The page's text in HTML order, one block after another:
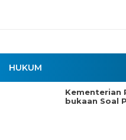
HUKUM
Kementerian
bukaan Soal